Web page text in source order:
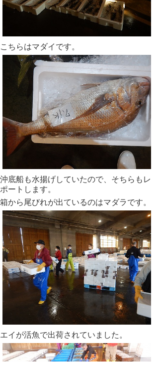
こちらはマダイです。
沖底船も水揚げしていたので、そちらもレ
ポートします。
箱から尾びれが出ているのはマダラです。
エイが活魚で出荷されていました。